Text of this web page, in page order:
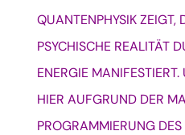
QUANTENPHYSIK ZEIGT,
PSYCHISCHE REALITÄT
ENERGIE
HIER AUFGRUND DER
PROGRAMMIERUNG